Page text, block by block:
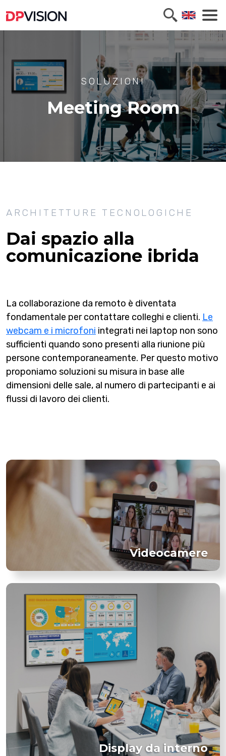
SOLUZIONI
Meeting Room
ARCHITETTURE TECNOLOGICHE
Dai spazio alla
comunicazione ibrida
La collaborazione da remoto è diventata
fondamentale per contattare colleghi e clienti. Le
webcam e i microfoni integrati nei laptop non sono
sufficienti quando sono presenti alla riunione più
persone contemporaneamente. Per questo motivo
proponiamo soluzioni su misura in base alle
dimensioni delle sale, al numero di partecipanti e ai
flussi di lavoro dei clienti.
Videocamere
Display da interno